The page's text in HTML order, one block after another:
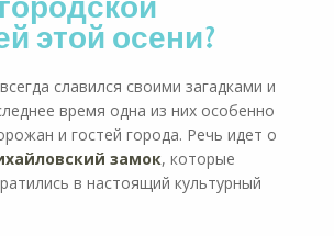
этой осени?
славился своими загадками и
время одна из них особенно
и гостей города. Речь идет о
замок, которые
в настоящий культурный